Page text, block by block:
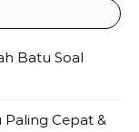
Batu Soal
Paling Cepat &